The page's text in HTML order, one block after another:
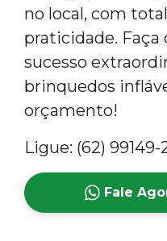
no local, com
praticidade. Faça
sucesso
brinquedos
orçamento!
Ligue: (62) 99149-
Fale